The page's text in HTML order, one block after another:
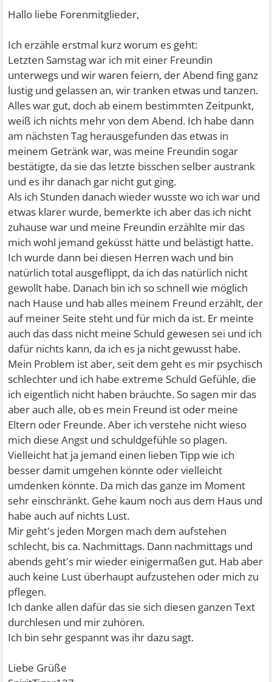
Hallo liebe Forenmitglieder,
Ich erzähle erstmal kurz worum es geht:
Letzten Samstag war ich mit einer Freundin
unterwegs und wir waren feiern, der Abend fing ganz
lustig und gelassen an, wir tranken etwas und tanzen.
Alles war gut, doch ab einem bestimmten Zeitpunkt,
weiß ich nichts mehr von dem Abend. Ich habe dann
am nächsten Tag herausgefunden das etwas in
meinem Getränk war, was meine Freundin sogar
bestätigte, da sie das letzte bisschen selber austrank
und es ihr danach gar nicht gut ging.
Als ich Stunden danach wieder wusste wo ich war und
etwas klarer wurde, bemerkte ich aber das ich nicht
zuhause war und meine Freundin erzählte mir das
mich wohl jemand geküsst hätte und belästigt hatte.
Ich wurde dann bei diesen Herren wach und bin
natürlich total ausgeflippt, da ich das natürlich nicht
gewollt habe. Danach bin ich so schnell wie möglich
nach Hause und hab alles meinem Freund erzählt, der
auf meiner Seite steht und für mich da ist. Er meinte
auch das dass nicht meine Schuld gewesen sei und ich
dafür nichts kann, da ich es ja nicht gewusst habe.
Mein Problem ist aber, seit dem geht es mir psychisch
schlechter und ich habe extreme Schuld Gefühle, die
ich eigentlich nicht haben bräuchte. So sagen mir das
aber auch alle, ob es mein Freund ist oder meine
Eltern oder Freunde. Aber ich verstehe nicht wieso
mich diese Angst und schuldgefühle so plagen.
Vielleicht hat ja jemand einen lieben Tipp wie ich
besser damit umgehen könnte oder vielleicht
umdenken könnte. Da mich das ganze im Moment
sehr einschränkt. Gehe kaum noch aus dem Haus und
habe auch auf nichts Lust.
Mir geht's jeden Morgen mach dem aufstehen
schlecht, bis ca. Nachmittags. Dann nachmittags und
abends geht's mir wieder einigermaßen gut. Hab aber
auch keine Lust überhaupt aufzustehen oder mich zu
pflegen.
Ich danke allen dafür das sie sich diesen ganzen Text
durchlesen und mir zuhören.
Ich bin sehr gespannt was ihr dazu sagt.
Liebe Grüße